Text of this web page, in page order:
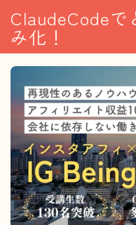
ClaudeCodeで
み化！
MENU
AI×SNS副業
アフィリエイト
AI副業
資産形成